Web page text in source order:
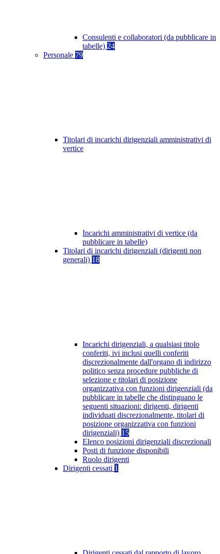
Consulenti e collaboratori (da pubblicare in
tabelle) 24
Personale 79
Titolari di incarichi dirigenziali amministrativi di
vertice
Incarichi amministrativi di vertice (da
pubblicare in tabelle)
Titolari di incarichi dirigenziali (dirigenti non
generali) 18
Incarichi dirigenziali, a qualsiasi titolo
conferiti, ivi inclusi quelli conferiti
discrezionalmente dall'organo di indirizzo
politico senza procedure pubbliche di
selezione e titolari di posizione
organizzativa con funzioni dirigenziali (da
pubblicare in tabelle che distinguano le
seguenti situazioni: dirigenti, dirigenti
individuati discrezionalmente, titolari di
posizione organizzativa con funzioni
dirigenziali) 15
Elenco posizioni dirigenziali discrezionali
Posti di funzione disponibili
Ruolo dirigenti
Dirigenti cessati 1